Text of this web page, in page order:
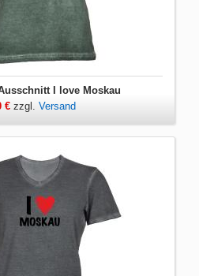
I love Moskau
€ zzgl.Versand